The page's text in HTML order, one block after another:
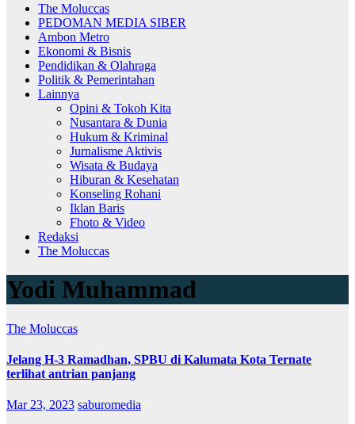
The Moluccas
PEDOMAN MEDIA SIBER
Ambon Metro
Ekonomi & Bisnis
Pendidikan & Olahraga
Politik & Pemerintahan
Lainnya
Opini & Tokoh Kita
Nusantara & Dunia
Hukum & Kriminal
Jurnalisme Aktivis
Wisata & Budaya
Hiburan & Kesehatan
Konseling Rohani
Iklan Baris
Fhoto & Video
Redaksi
The Moluccas
Yodi Muhammad
The Moluccas
Jelang H-3 Ramadhan, SPBU di Kalumata Kota Ternate
terlihat antrian panjang
Mar 23, 2023 saburomedia